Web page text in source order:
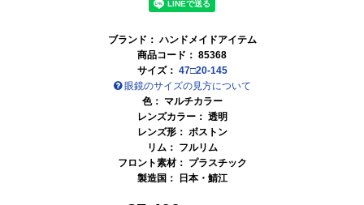
ブランド：ハンドメイドアイテム
商品コード： 85368
サイズ： 47□20-145
眼鏡のサイズの見方について
色： マルチカラー
レンズカラー： 透明
レンズ形： ボストン
リム： フルリム
フロント素材： プラスチック
製造国：
日本・鯖江